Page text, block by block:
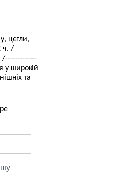
цегли,
ч. /
/-------------
у широкій
та